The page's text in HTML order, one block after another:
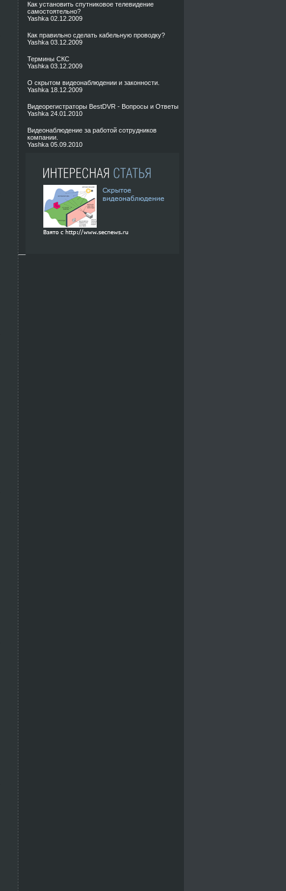
Как установить спутниковое телевидение
самостоятельно?
Yashka 02.12.2009
Как правильно сделать кабельную проводку?
Yashka 03.12.2009
Термины СКС
Yashka 03.12.2009
О скрытом видеонаблюдении и законности.
Yashka 18.12.2009
Видеорегистраторы BestDVR - Вопросы и Ответы
Yashka 24.01.2010
Видеонаблюдение за работой сотрудников
компании.
Yashka 05.09.2010